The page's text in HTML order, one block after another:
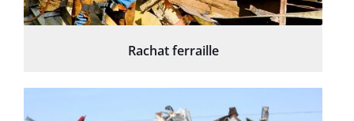
Rachat ferraille